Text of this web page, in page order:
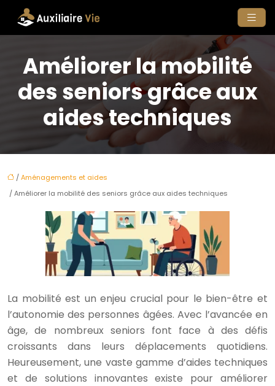
Améliorer la mobilité
des seniors grâce aux
aides techniques
/Aménagements et aides
/ Améliorer la mobilité des seniors grâce aux aides techniques
La mobilité est un enjeu crucial pour le bien-être et
l’autonomie des personnes âgées. Avec l’avancée en
âge, de nombreux seniors font face à des défis
croissants dans leurs déplacements quotidiens.
Heureusement, une vaste gamme d’aides techniques
et de solutions innovantes existe pour améliorer